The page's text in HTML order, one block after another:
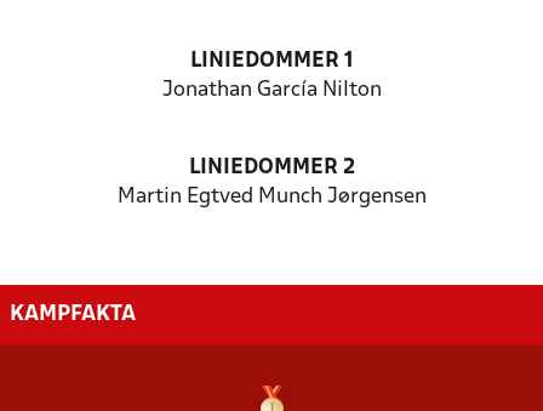
LINIEDOMMER 1
Jonathan García Nilton
LINIEDOMMER 2
Martin Egtved Munch Jørgensen
KAMPFAKTA